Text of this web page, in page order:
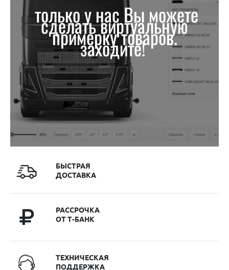
только у нас Вы можете
сделать виртуальную
примерку товаров.
заходите!
БЫСТРАЯ
ДОСТАВКА
РАССРОЧКА
ОТ Т-БАНК
ТЕХНИЧЕСКАЯ
ПОДДЕРЖКА